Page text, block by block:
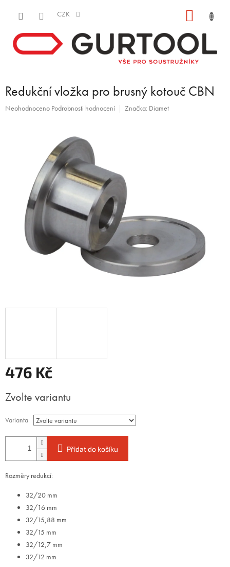
CZK
Redukční vložka pro brusný kotouč CBN
Průměrné
Neohodnoceno Podrobnosti hodnocení Značka: Diamet
476 Kč
cena:
Zvolte variantu
Varianta
Přidat do košíku
Rozměry redukcí:
32/20 mm
32/16 mm
32/15,88 mm
32/15 mm
32/12,7 mm
32/12 mm